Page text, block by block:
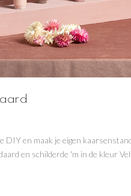
DIY en maak je eigen
en schilderde 'm in de kleur